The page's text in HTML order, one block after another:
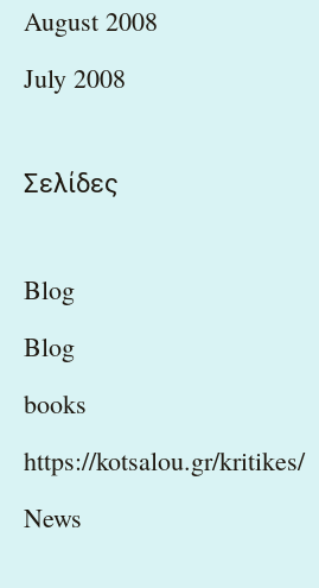
August 2008
July 2008
Σελίδες
Blog
Blog
books
https://kotsalou.gr/kritikes/
News